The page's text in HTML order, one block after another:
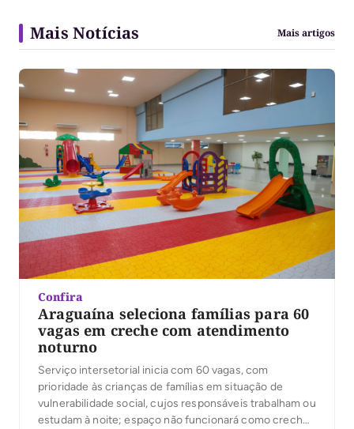
Mais Notícias Mais artigos
Confira
Araguaína seleciona famílias para 60
vagas em creche com atendimento
noturno
Serviço intersetorial inicia com 60 vagas, com
prioridade às crianças de famílias em situação de
vulnerabilidade social, cujos responsáveis trabalham ou
estudam à noite; espaço não funcionará como creche